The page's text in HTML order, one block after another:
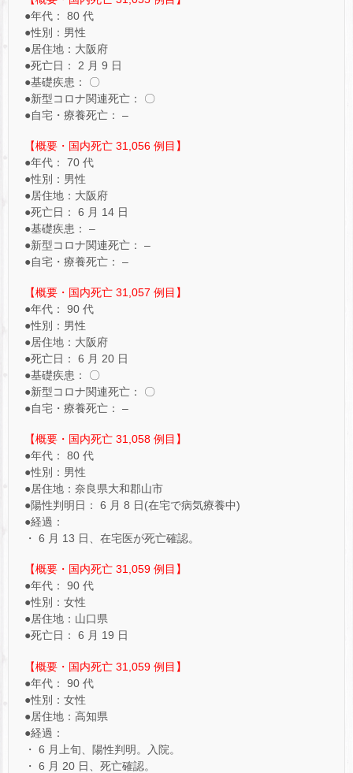
●年代： 80 代
●性別：男性
●居住地：大阪府
●死亡日： 2 月 9 日
●基礎疾患： 〇
●新型コロナ関連死亡： 〇
●自宅・療養死亡： –
【概要・国内死亡 31,056 例目】
●年代： 70 代
●性別：男性
●居住地：大阪府
●死亡日： 6 月 14 日
●基礎疾患： –
●新型コロナ関連死亡： –
●自宅・療養死亡： –
【概要・国内死亡 31,057 例目】
●年代： 90 代
●性別：男性
●居住地：大阪府
●死亡日： 6 月 20 日
●基礎疾患： 〇
●新型コロナ関連死亡： 〇
●自宅・療養死亡： –
【概要・国内死亡 31,058 例目】
●年代： 80 代
●性別：男性
●居住地：奈良県大和郡山市
●陽性判明日： 6 月 8 日(在宅で病気療養中)
●経過：
・ 6 月 13 日、在宅医が死亡確認。
【概要・国内死亡 31,059 例目】
●年代： 90 代
●性別：女性
●居住地：山口県
●死亡日： 6 月 19 日
【概要・国内死亡 31,059 例目】
●年代： 90 代
●性別：女性
●居住地：高知県
●経過：
・ 6 月上旬、陽性判明。入院。
・ 6 月 20 日、死亡確認。